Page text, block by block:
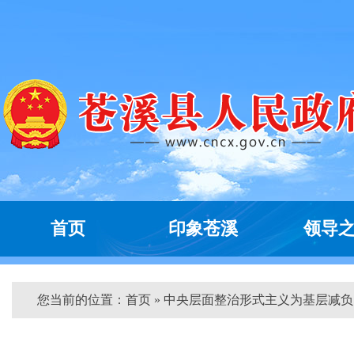
首页 印象苍溪 领导
您当前的位置： 首页 » 中央层面整治形式主义为基层减